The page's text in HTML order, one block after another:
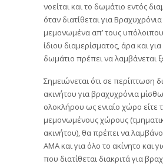
νοείται και το δωμάτιο εντός
όταν διατίθεται για
μεμονωμένα απ’ τους
ίδιου διαμερίσματος, άρα και
δωμάτιο πρέπει να λαμβάνεται
Σημειώνεται ότι σε περίπτωση
ακινήτου για βραχυχρόνια
ολοκλήρου ως ενιαίο χώρο είτε
μεμονωμένους χώρους
ακινήτου), θα πρέπει να
ΑΜΑ και για όλο το ακίνητο και
που διατίθεται διακριτά για